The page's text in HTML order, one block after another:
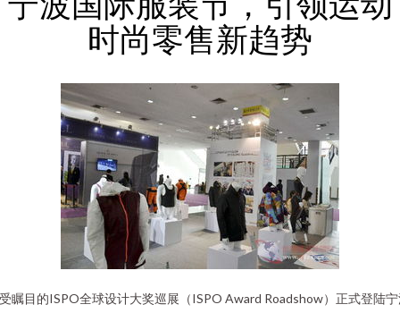
时尚零售新趋势
瞩目的ISPO全球设计大奖巡展（ISPO Award Roadshow）正式登陆